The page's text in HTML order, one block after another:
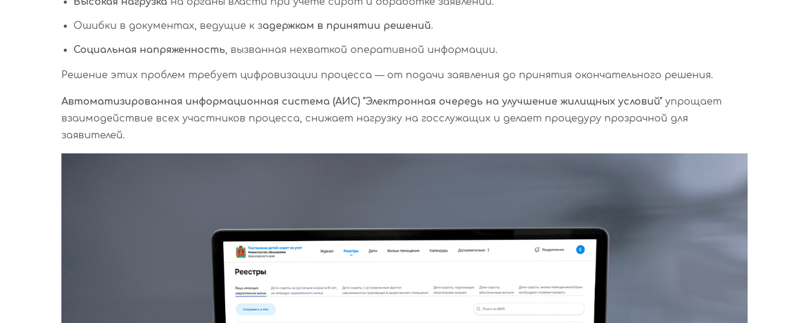
Ошибки в документах, ведущие к задержкам в принятии решений.
Социальная напряженность, вызванная нехваткой оперативной информации.
Решение этих проблем требует цифровизации процесса — от подачи заявления до принятия окончательного решения.
Автоматизированная информационная система (АИС) "Электронная очередь на улучшение жилищных условий" упрощает
взаимодействие всех участников процесса, снижает нагрузку на госслужащих и делает процедуру прозрачной для
заявителей.